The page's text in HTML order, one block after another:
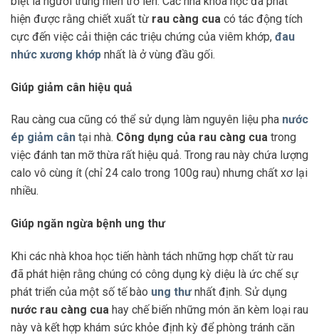
hiện được rằng chiết xuất từ rau càng cua có tác động tích
cực đến việc cải thiện các triệu chứng của viêm khớp, đau
nhức xương khớp nhất là ở vùng đầu gối.
Giúp giảm cân hiệu quả
Rau càng cua cũng có thể sử dụng làm nguyên liệu pha nước
ép giảm cân tại nhà. Công dụng của rau càng cua trong
việc đánh tan mỡ thừa rất hiệu quả. Trong rau này chứa lượng
calo vô cùng ít (chỉ 24 calo trong 100g rau) nhưng chất xơ lại
nhiều.
Giúp ngăn ngừa bệnh ung thư
Khi các nhà khoa học tiến hành tách những hợp chất từ rau
đã phát hiện rằng chúng có công dụng kỳ diệu là ức chế sự
phát triển của một số tế bào ung thưnhất định. Sử dụng
nước rau càng cua hay chế biến những món ăn kèm loại rau
này và kết hợp khám sức khỏe định kỳ để phòng tránh căn